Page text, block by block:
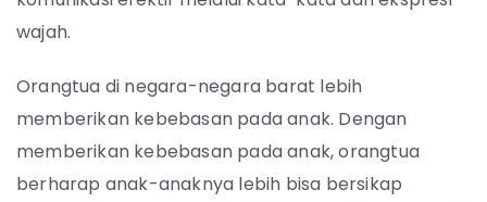
wajah.
Orangtua di negara-negara barat lebih
memberikan kebebasan pada anak. Dengan
memberikan kebebasan pada anak, orangtua
berharap anak-anaknya lebih bisa bersikap